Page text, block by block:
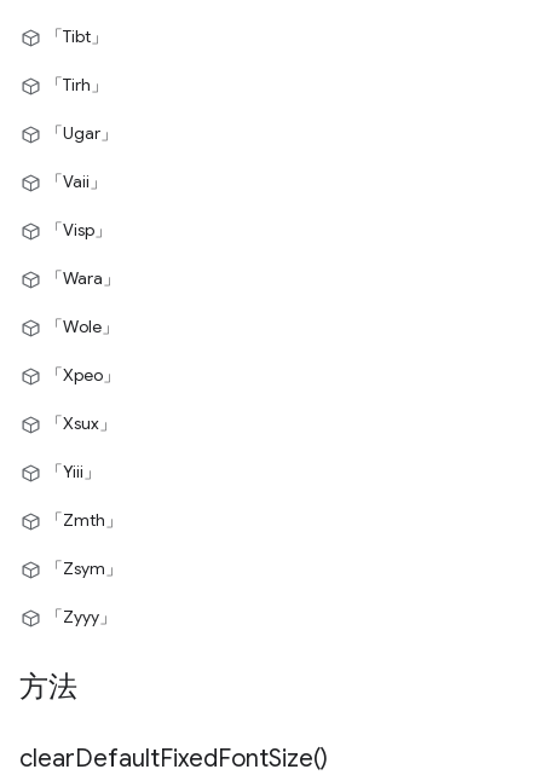
「Tibt」
「Tirh」
「Ugar」
「Vaii」
「Visp」
「Wara」
「Wole」
「Xpeo」
「Xsux」
「Yiii」
「Zmth」
「Zsym」
「Zyyy」
方法
clearDefaultFixedFontSize()